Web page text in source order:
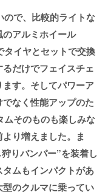
ので、比較的ライトな
アルミホイール
イヤとセットで交換
だけでフェイスチェ
す。そしてパワーア
なく性能アップのた
ムそのものも楽しみな
り増えました。ま
りバンパー”を装着し
ムもインパクトがあ
のクルマに乗ってい